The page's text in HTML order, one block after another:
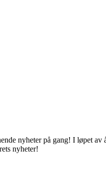
nyheter på gang! I løpet
nyheter!